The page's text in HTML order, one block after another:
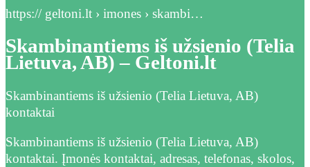
https:// geltoni.lt › imones › skambi…
Skambinantiems iš užsienio (Telia
Lietuva, AB) – Geltoni.lt
Skambinantiems iš užsienio (Telia Lietuva, AB)
kontaktai
Skambinantiems iš užsienio (Telia Lietuva, AB)
kontaktai. Įmonės kontaktai, adresas, telefonas, skolos,